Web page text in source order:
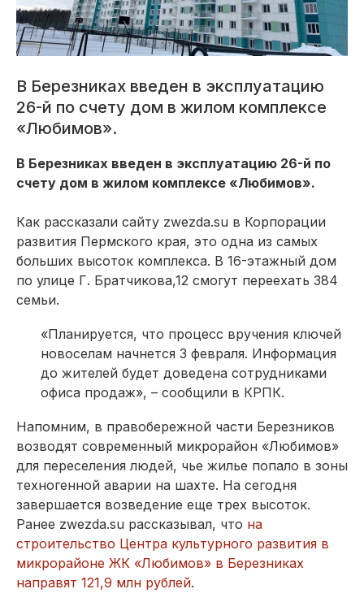
В Березниках введен в эксплуатацию
26-й по счету дом в жилом комплексе
«Любимов».
В Березниках введен в эксплуатацию 26-й по
счету дом в жилом комплексе «Любимов».
Как рассказали сайту zwezda.su в Корпорации
развития Пермского края, это одна из самых
больших высоток комплекса. В 16-этажный дом
по улице Г. Братчикова,12 смогут переехать 384
семьи.
«Планируется, что процесс вручения ключей
новоселам начнется 3 февраля. Информация
до жителей будет доведена сотрудниками
офиса продаж», – сообщили в КРПК.
Напомним, в правобережной части Березников
возводят современный микрорайон «Любимов»
для переселения людей, чье жилье попало в зоны
техногенной аварии на шахте. На сегодня
завершается возведение еще трех высоток.
Ранее zwezda.su рассказывал, что на
строительство Центра культурного развития в
микрорайоне ЖК «Любимов» в Березниках
направят 121,9 млн рублей.